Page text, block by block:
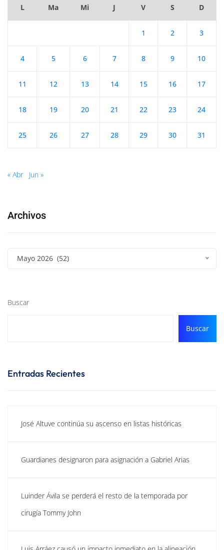
L Ma Mi J V S D
1 2 3
4 5 6 7 8 9 10
11 12 13 14 15 16 17
18 19 20 21 22 23 24
25 26 27 28 29 30 31
« Abr Jun »
Archivos
Mayo 2026 (52)
Buscar
Buscar
Entradas Recientes
José Altuve continúa su ascenso en listas históricas
Guardianes designaron para asignación a Gabriel Arias
Luinder Ávila se perderá el resto de la temporada por
cirugía Tommy John